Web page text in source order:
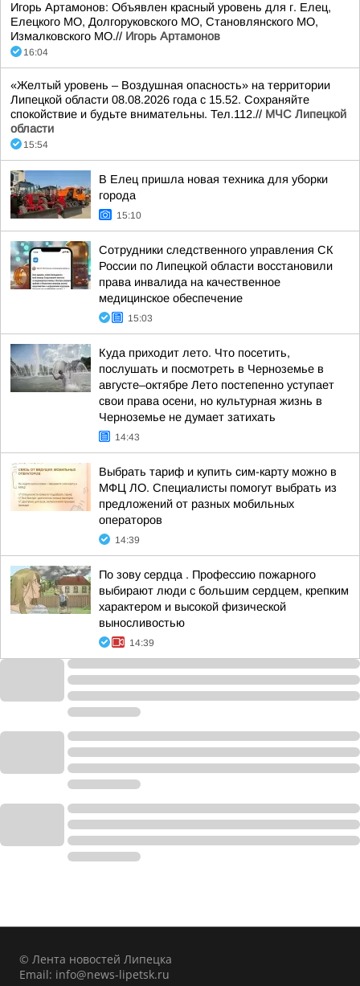
Игорь Артамонов: Объявлен красный уровень для г. Елец,
Елецкого МО, Долгоруковского МО, Становлянского МО,
Измалковского МО.// Игорь Артамонов
16:04
«Желтый уровень – Воздушная опасность» на территории
Липецкой области 08.08.2026 года с 15.52. Сохраняйте
спокойствие и будьте внимательны. Тел.112.// МЧС Липецкой
области
15:54
В Елец пришла новая техника для уборки
города
15:10
Сотрудники следственного управления СК
России по Липецкой области восстановили
права инвалида на качественное
медицинское обеспечение
15:03
Куда приходит лето. Что посетить,
послушать и посмотреть в Черноземье в
августе–октябре Лето постепенно уступает
свои права осени, но культурная жизнь в
Черноземье не думает затихать
14:43
Выбрать тариф и купить сим-карту можно в
МФЦ ЛО. Специалисты помогут выбрать из
предложений от разных мобильных
операторов
14:39
По зову сердца . Профессию пожарного
выбирают люди с большим сердцем, крепким
характером и высокой физической
выносливостью
14:39
© Лента новостей Липецка
Email: info@news-lipetsk.ru